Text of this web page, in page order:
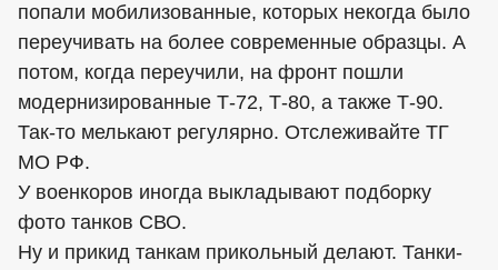
попали мобилизованные, которых некогда было
переучивать на более современные образцы. А
потом, когда переучили, на фронт пошли
модернизированные Т-72, Т-80, а также Т-90.
Так-то мелькают регулярно. Отслеживайте ТГ
МО РФ.
У военкоров иногда выкладывают подборку
фото танков СВО.
Ну и прикид танкам прикольный делают. Танки-